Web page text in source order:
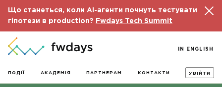
Що станеться, коли AI-агенти почнуть тестувати
гіпотези в production?
Fwdays Tech Summit
ПОДІЇ АКАДЕМІЯ ПАРТНЕРАМ КОНТАКТИ УВІЙТИ
IN ENGLISH